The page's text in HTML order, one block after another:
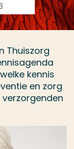
Thuiszorg
kennis
en zorg